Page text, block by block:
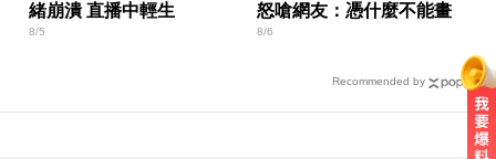
緒崩潰 直播中輕生
8/5
怒嗆網友：憑什麼不能畫
8/6
Recommended by